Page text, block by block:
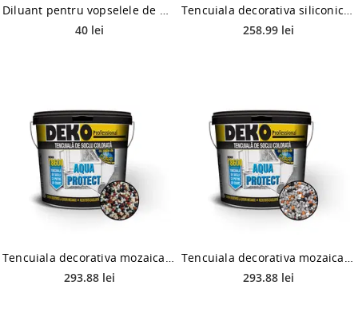
Diluant pentru vopselele de marcaj rutier Deko Professional, 1 l
40 lei
Tencuiala decorativa siliconica Deko T8500 F20 PAS, granulatie 1-1.5 mm, 25 kg
258.99 lei
Tencuiala decorativa mozaicata Deko T8600, granulatie 1.2-1.8 mm, interior/exterior, 2419 caramiziu, 25 kg
293.88 lei
Tencuiala decorativa mozaicata Deko T8600, granulatie 1.2-1.8 mm, interior/exterior, 1093 gri, 25 kg
293.88 lei